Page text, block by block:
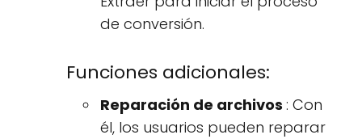
de conversión.
Funciones adicionales:
Reparación de archivos : Con
él, los usuarios pueden reparar